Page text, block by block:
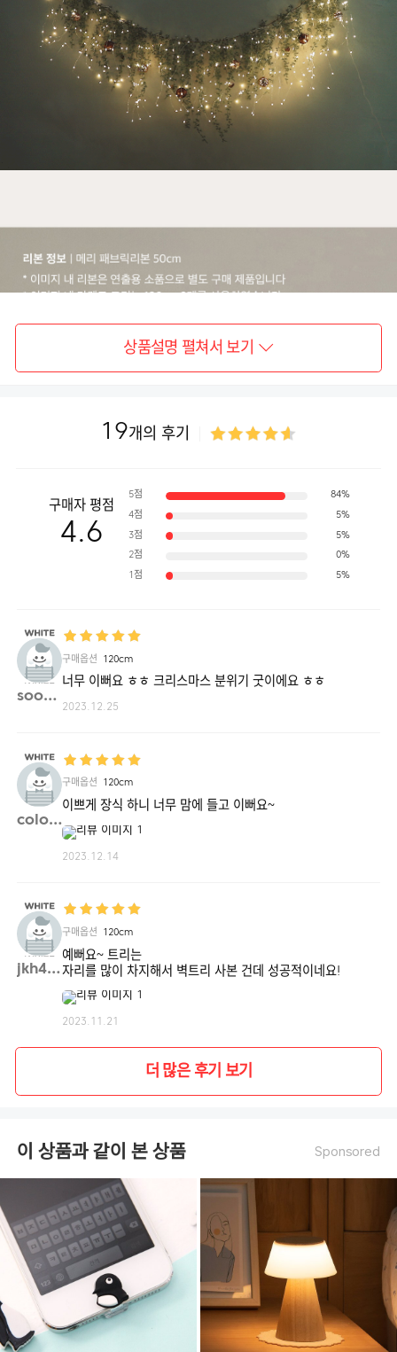
상품설명 펼쳐서 보기
19개의 후기
구매자 평점
4.6
5점 84%
4점 5%
3점 5%
2점 0%
1점 5%
soo52**
구매옵션 120cm
너무 이뻐요 ㅎㅎ 크리스마스 분위기 굿이에요 ㅎㅎ
2023.12.25
color**
구매옵션 120cm
이쁘게 장식 하니 너무 맘에 들고 이뻐요~
2023.12.14
jkh47**
구매옵션 120cm
예뻐요~ 트리는
자리를 많이 차지해서 벽트리 사본 건데 성공적이네요!
2023.11.21
더 많은 후기 보기
이 상품과 같이 본 상품 Sponsored